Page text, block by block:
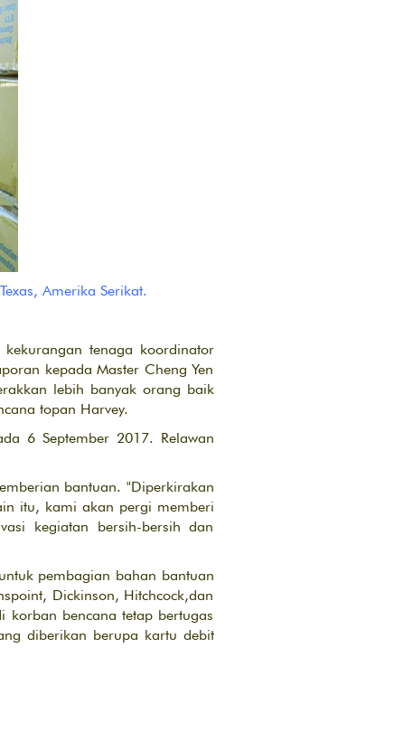
Amerika Serikat.
tenaga koordinator
kepada Master Cheng Yen
lebih banyak orang baik
topan Harvey.
6 September 2017. Relawan
bantuan. "Diperkirakan
itu, kami akan pergi memberi
kegiatan bersih-bersih dan
pembagian bahan bantuan
Dickinson, Hitchcock,dan
bencana tetap bertugas
diberikan berupa kartu debit